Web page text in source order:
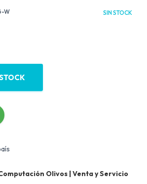
W SIN STOCK
Olivos | Venta y Servicio